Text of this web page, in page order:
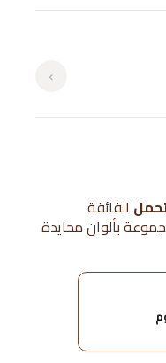
›
الفائقة
بألوان محايدة